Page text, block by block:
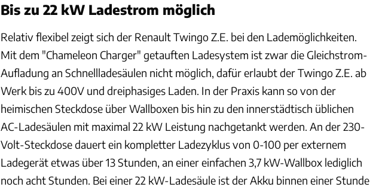
Bis zu 22 kW Ladestrom möglich
Relativ flexibel zeigt sich der Renault Twingo Z.E. bei den Lademöglichkeiten.
Mit dem "Chameleon Charger" getauften Ladesystem ist zwar die Gleichstrom-
Aufladung an Schnellladesäulen nicht möglich, dafür erlaubt der Twingo Z.E. ab
Werk bis zu 400V und dreiphasiges Laden. In der Praxis kann so von der
heimischen Steckdose über Wallboxen bis hin zu den innerstädtisch üblichen
AC-Ladesäulen mit maximal 22 kW Leistung nachgetankt werden. An der 230-
Volt-Steckdose dauert ein kompletter Ladezyklus von 0-100 per externem
Ladegerät etwas über 13 Stunden, an einer einfachen 3,7 kW-Wallbox lediglich
noch acht Stunden. Bei einer 22 kW-Ladesäule ist der Akku binnen einer Stunde